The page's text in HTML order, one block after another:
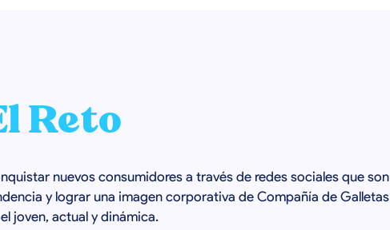
Reto
nuevos consumidores a través de redes sociales que son
y lograr una imagen corporativa de Compañía de Galletas
joven, actual y dinámica.